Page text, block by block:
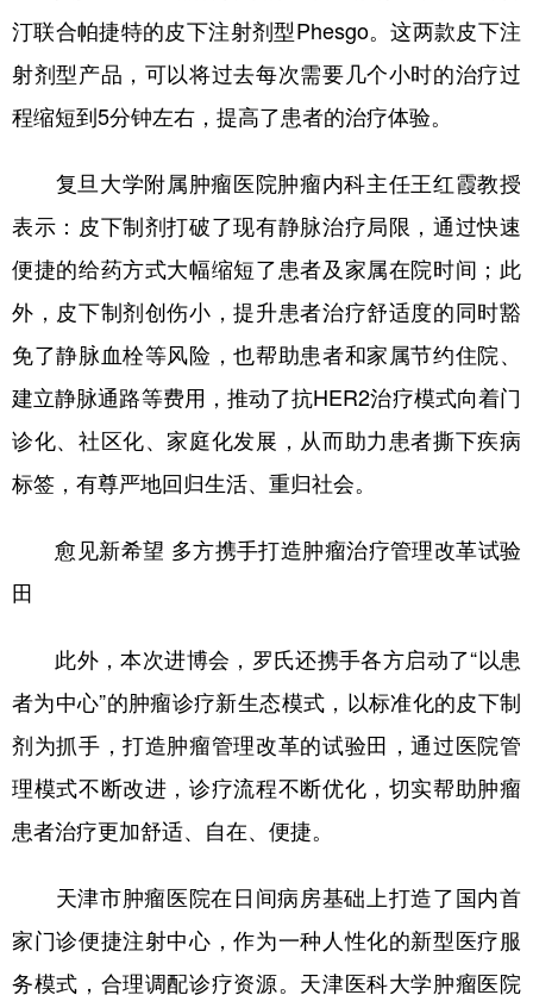
汀联合帕捷特的皮下注射剂型Phesgo。这两款皮下注
射剂型产品，可以将过去每次需要几个小时的治疗过
程缩短到5分钟左右，提高了患者的治疗体验。
复旦大学附属肿瘤医院肿瘤内科主任王红霞教授
表示：皮下制剂打破了现有静脉治疗局限，通过快速
便捷的给药方式大幅缩短了患者及家属在院时间；此
外，皮下制剂创伤小，提升患者治疗舒适度的同时豁
免了静脉血栓等风险，也帮助患者和家属节约住院、
建立静脉通路等费用，推动了抗HER2治疗模式向着门
诊化、社区化、家庭化发展，从而助力患者撕下疾病
标签，有尊严地回归生活、重归社会。
愈见新希望 多方携手打造肿瘤治疗管理改革试验
田
此外，本次进博会，罗氏还携手各方启动了“以患
者为中心”的肿瘤诊疗新生态模式，以标准化的皮下制
剂为抓手，打造肿瘤管理改革的试验田，通过医院管
理模式不断改进，诊疗流程不断优化，切实帮助肿瘤
患者治疗更加舒适、自在、便捷。
天津市肿瘤医院在日间病房基础上打造了国内首
家门诊便捷注射中心，作为一种人性化的新型医疗服
务模式，合理调配诊疗资源。天津医科大学肿瘤医院